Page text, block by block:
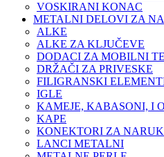
VOSKIRANI KONAC
METALNI DELOVI ZA
ALKE
ALKE ZA KLJUČEVE
DODACI ZA MOBILNI
DRŽAČI ZA PRIVESKE
FILIGRANSKI
IGLE
KAMEJE, KABASONI, I
KAPE
KONEKTORI ZA
LANCI METALNI